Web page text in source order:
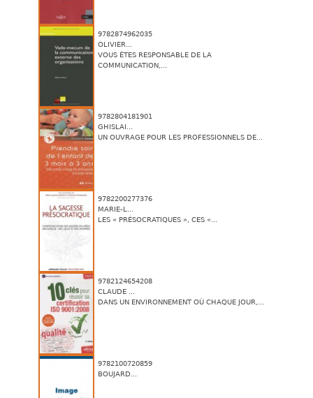
9782874962035
OLIVIER...
VOUS ÊTES RESPONSABLE DE LA
COMMUNICATION,...
9782804181901
GHISLAI...
UN OUVRAGE POUR LES PROFESSIONNELS DE...
9782200277376
MARIE-L...
LES « PRÉSOCRATIQUES », CES «...
9782124654208
CLAUDE ...
DANS UN ENVIRONNEMENT OÙ CHAQUE JOUR,...
9782100720859
BOUJARD...